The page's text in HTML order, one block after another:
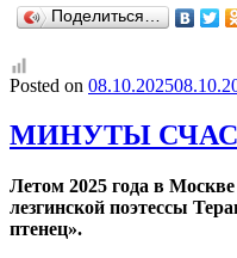
Поделиться…
Posted on 08.10.2025
МИНУТЫ
Летом 2025 года в
лезгинской поэтессы
птенец».